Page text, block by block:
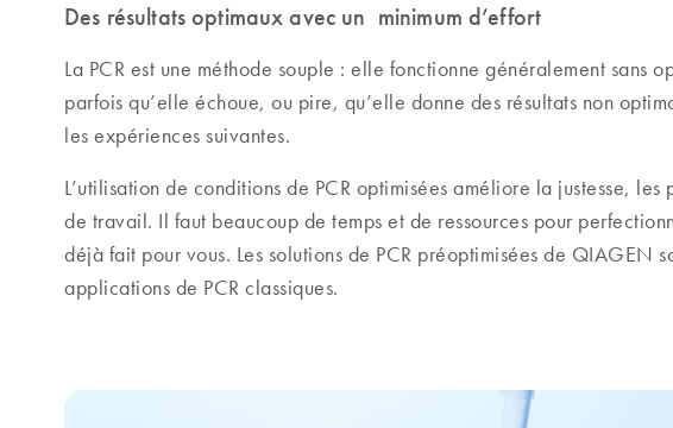
Des résultats optimaux avec un minimum d’effort
La PCR est une méthode souple : elle fonctionne généralement sans
parfois qu’elle échoue, ou pire, qu’elle donne des résultats non
les expériences suivantes.
L’utilisation de conditions de PCR optimisées améliore la justesse,
de travail. Il faut beaucoup de temps et de ressources pour
déjà fait pour vous. Les solutions de PCR préoptimisées de QIAGEN
applications de PCR classiques.